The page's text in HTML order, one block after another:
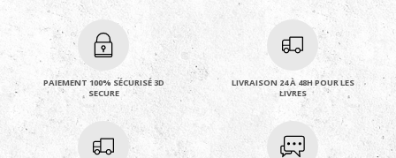
PAIEMENT 100% SÉCURISÉ 3D
SECURE
LIVRAISON 24 À 48H POUR LES
LIVRES